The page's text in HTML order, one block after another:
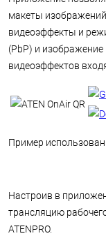
макеты
видеоэффекты и
(PbP) и
видеоэффектов
Пример
Настроив в
трансляцию
ATENPRO.